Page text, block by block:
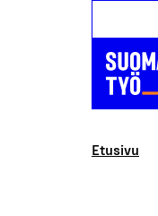
Etusivu